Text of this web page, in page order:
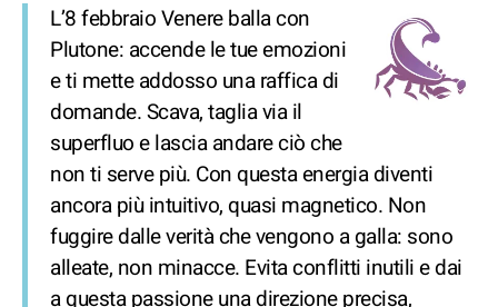
L’8 febbraio Venere balla con
Plutone: accende le tue emozioni
e ti mette addosso una raffica di
domande. Scava, taglia via il
superfluo e lascia andare ciò che
non ti serve più. Con questa energia diventi
ancora più intuitivo, quasi magnetico. Non
fuggire dalle verità che vengono a galla: sono
alleate, non minacce. Evita conflitti inutili e dai
a questa passione una direzione precisa,